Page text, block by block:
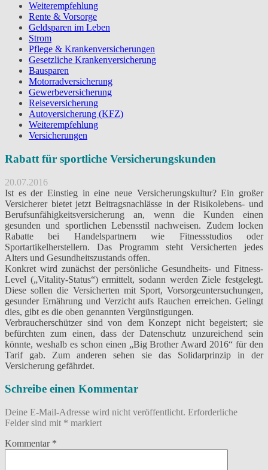
Weiterempfehlung
Rente & Vorsorge
Geldsparen im Leben
Strom
Pflege & Krankenversicherungen
Gesetzliche Krankenversicherung
Bausparen
Motorradversicherung
Gewerbeversicherung
Reiseversicherung
Autoversicherung (KFZ)
Weiterempfehlung
Versicherungen
Rabatt für sportliche Versicherungskunden
20.07.2016
Ist es der Einstieg in eine neue Versicherungskultur? Ein großer
Versicherer bietet jetzt Beitragsnachlässe in der Risikolebens- und
Berufsunfähigkeitsversicherung an, wenn die Kunden einen
gesunden und sportlichen Lebensstil nachweisen. Zudem locken
Rabatte bei Handelspartnern wie Fitnessstudios oder
Sportartikelherstellern. Das Programm steht Versicherten jedes
Alters und Gesundheitszustands offen.
Konkret wird zunächst der persönliche Gesundheits- und Fitness-
Level („Vitality-Status“) ermittelt, sodann werden Ziele festgelegt.
Diese sollen die Versicherten mit Sport, Vorsorgeuntersuchungen,
gesunder Ernährung und Verzicht aufs Rauchen erreichen. Gelingt
dies, gibt es die oben genannten Vergünstigungen.
Verbraucherschützer sind von dem Konzept nicht begeistert; sie
befürchten zum einen, dass der Datenschutz unzureichend sein
könnte, weshalb es schon einen „Big Brother Award 2016“ für den
Tarif gab. Zum anderen sehen sie das Solidarprinzip in der
Versicherung gefährdet.
Schreibe einen Kommentar
Deine E-Mail-Adresse wird nicht veröffentlicht. Erforderliche
Felder sind mit * markiert
Kommentar *